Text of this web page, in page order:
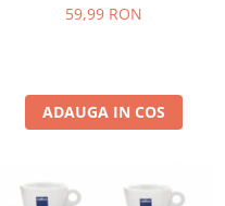
59,99 RON
ADAUGA IN COS